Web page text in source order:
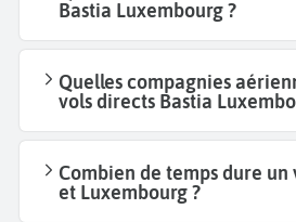
Bastia Luxembourg ?
Quelles compagnies
vols directs Bastia
Combien de temps dure
et Luxembourg ?